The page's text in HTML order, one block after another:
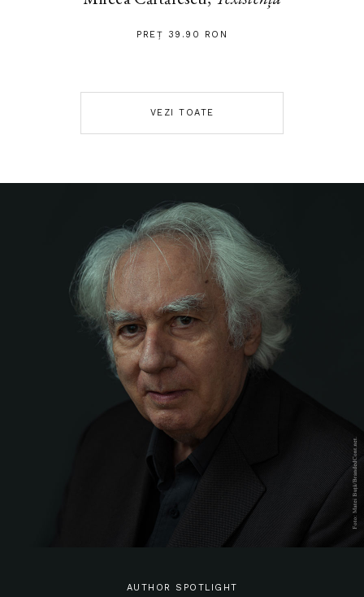
PREȚ 39.90 RON
VEZI TOATE
AUTHOR SPOTLIGHT